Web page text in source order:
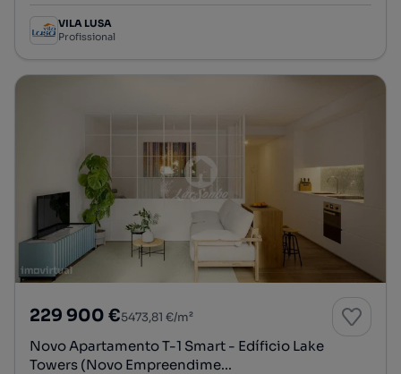
VILA LUSA
Profissional
229 900 €5473,81 €/m²
Novo Apartamento T-1 Smart - Edíficio Lake
Towers (Novo Empreendime...